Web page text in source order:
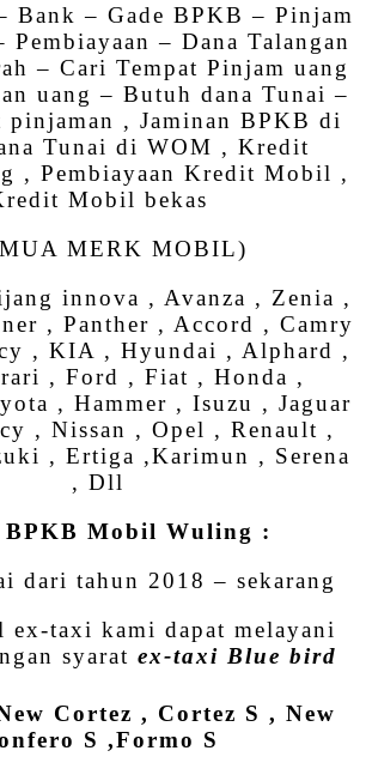
Bank – Gade BPKB – Pinjam
Pembiayaan – Dana Talangan
– Cari Tempat Pinjam uang
uang – Butuh dana Tunai –
pinjaman , Jaminan BPKB di
Tunai di WOM , Kredit
, Pembiayaan Kredit Mobil ,
Mobil bekas
MERK MOBIL)
innova , Avanza , Zenia ,
, Panther , Accord , Camry
, KIA , Hyundai , Alphard ,
, Ford , Fiat , Honda ,
, Hammer , Isuzu , Jaguar
, Nissan , Opel , Renault ,
, Ertiga ,Karimun , Serena
, Dll
BPKB Mobil Wuling :
dari tahun 2018 – sekarang
ex-taxi kami dapat melayani
syarat ex-taxi Blue bird
Cortez , Cortez S , New
S ,Formo S